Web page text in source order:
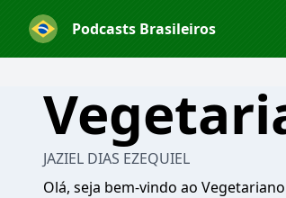
Podcasts Brasileiros
JAZIEL DIAS EZEQUIEL
Olá, seja bem-vindo ao